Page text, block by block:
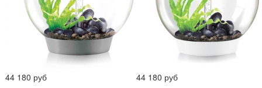
44 180 руб 44 180 руб